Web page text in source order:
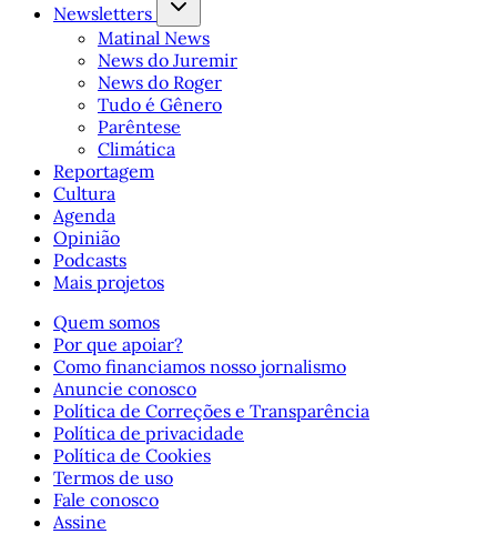
Newsletters
Matinal News
News do Juremir
News do Roger
Tudo é Gênero
Parêntese
Climática
Reportagem
Cultura
Agenda
Opinião
Podcasts
Mais projetos
Quem somos
Por que apoiar?
Como financiamos nosso jornalismo
Anuncie conosco
Política de Correções e Transparência
Política de privacidade
Política de Cookies
Termos de uso
Fale conosco
Assine